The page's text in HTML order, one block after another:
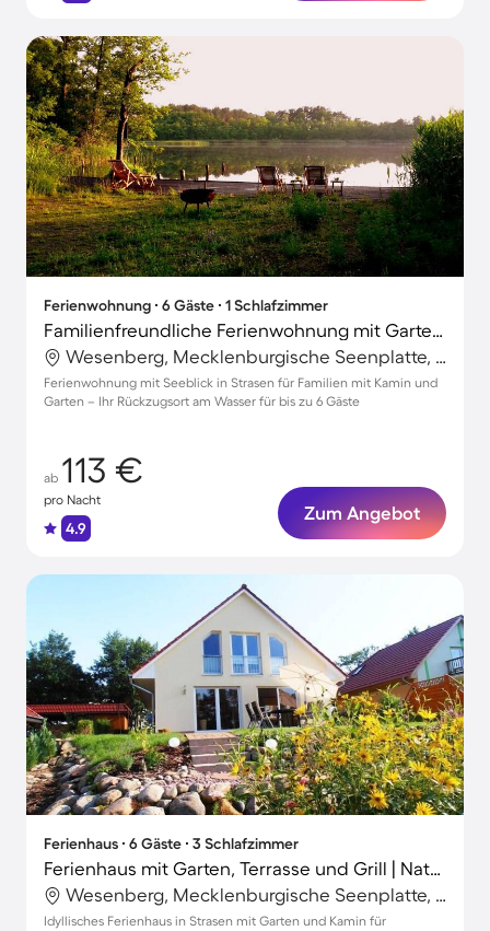
Ferienwohnung ∙ 6 Gäste ∙ 1 Schlafzimmer
Familienfreundliche Ferienwohnung mit Garten und Terrasse | Seeblick
Wesenberg, Mecklenburgische Seenplatte, Deutschland
Ferienwohnung mit Seeblick in Strasen für Familien mit Kamin und
Garten – Ihr Rückzugsort am Wasser für bis zu 6 Gäste
ab 113 €
pro Nacht
4.9
Zum Angebot
Ferienhaus ∙ 6 Gäste ∙ 3 Schlafzimmer
Ferienhaus mit Garten, Terrasse und Grill | Naturblick
Wesenberg, Mecklenburgische Seenplatte, Deutschland
Idyllisches Ferienhaus in Strasen mit Garten und Kamin für